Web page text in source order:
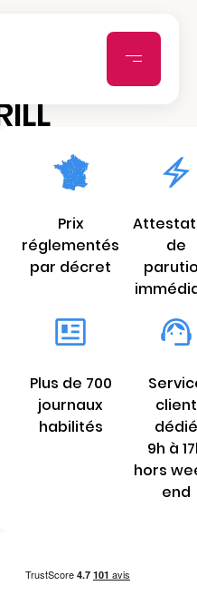
Platières
2025, il a été
de la société
liquidateur
Allobroges
de
Prix
réglementés
par décret
de
Plus de 700
journaux
habilités
client
dédié
9h à
hors
end